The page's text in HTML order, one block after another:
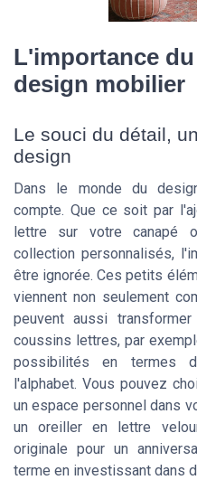
L'importance
design mobilier
Le souci du détail,
design
Dans le monde du
compte. Que ce soit par
lettre sur votre canapé
collection personnalisés,
être ignorée. Ces petits
viennent non seulement
peuvent aussi
coussins lettres, par
possibilités en termes
l'alphabet. Vous pouvez
un espace personnel dans
un oreiller en lettre
originale pour un
terme en investissant dans